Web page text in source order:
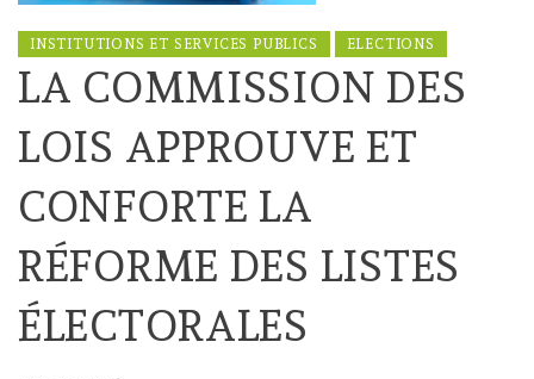
INSTITUTIONS ET SERVICES PUBLICS ELECTIONS
LA COMMISSION DES
LOIS APPROUVE ET
CONFORTE LA
RÉFORME DES LISTES
ÉLECTORALES